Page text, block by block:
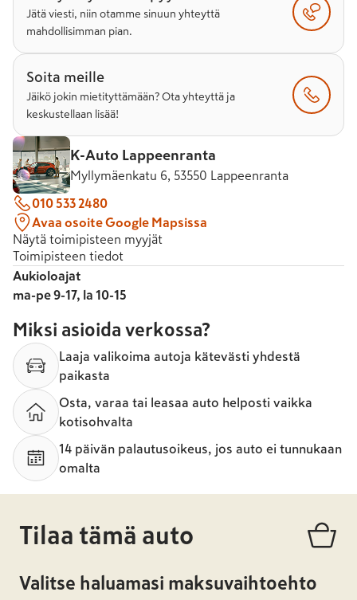
Jätä viesti, niin otamme sinuun yhteyttä
mahdollisimman pian.
Soita meille
Jäikö jokin mietityttämään? Ota yhteyttä ja
keskustellaan lisää!
K-Auto Lappeenranta
Myllymäenkatu 6, 53550 Lappeenranta
010 533 2480
Avaa osoite Google Mapsissa
Näytä toimipisteen myyjät
Toimipisteen tiedot
Aukioloajat
ma-pe 9-17, la 10-15
Miksi asioida verkossa?
Laaja valikoima autoja kätevästi yhdestä
paikasta
Osta, varaa tai leasaa auto helposti vaikka
kotisohvalta
14 päivän palautusoikeus, jos auto ei tunnukaan
omalta
Tilaa tämä auto
Valitse haluamasi maksuvaihtoehto